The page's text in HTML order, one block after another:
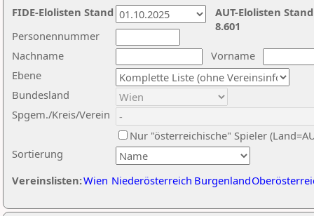
Nachname
Vorname
Ebene
Sortierung
Personennummer
Bundesland
Spgem./Kreis/Verein
Nur "österreichische" Spieler
Vereinslisten:Wien Niederösterreich Burgenland
AUT-Elolisten
8.601
FIDE-Elolisten Stand